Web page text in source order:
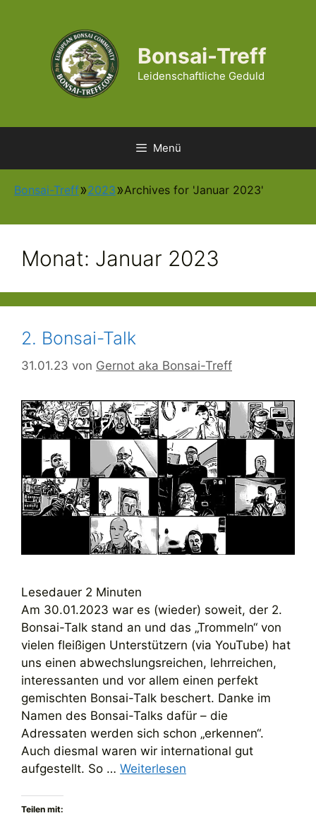
Bonsai-Treff
Leidenschaftliche Geduld
Menü
Bonsai-Treff 2023 Archives for 'Januar 2023'
Monat: Januar 2023
2. Bonsai-Talk
31.01.23 von Gernot aka Bonsai-Treff
Lesedauer 2 Minuten
Am 30.01.2023 war es (wieder) soweit, der 2.
Bonsai-Talk stand an und das „Trommeln“ von
vielen fleißigen Unterstützern (via YouTube) hat
uns einen abwechslungsreichen, lehrreichen,
interessanten und vor allem einen perfekt
gemischten Bonsai-Talk beschert. Danke im
Namen des Bonsai-Talks dafür – die
Adressaten werden sich schon „erkennen“.
Auch diesmal waren wir international gut
aufgestellt. So … Weiterlesen
Teilen mit: